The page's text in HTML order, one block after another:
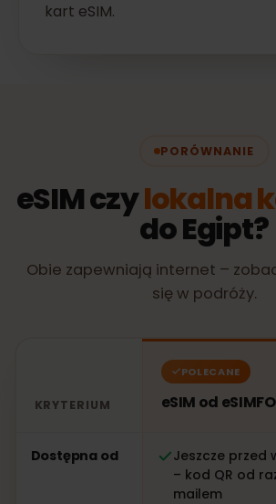
kart eSIM.
PORÓWNANIE
eSIM czylokalna
do Egipt?
Obie zapewniają internet –
się w podróży.
KRYTERIUM
POLECANE
eSIM od
Dostępna od
Jeszcze przed
– kod QR od
mailem